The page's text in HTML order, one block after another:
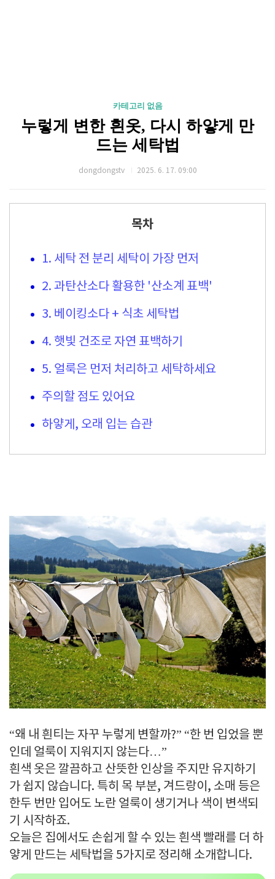
카테고리 없음
누렇게 변한 흰옷, 다시 하얗게 만
드는 세탁법
dongdongstv 2025. 6. 17. 09:00
목차
1. 세탁 전 분리 세탁이 가장 먼저
2. 과탄산소다 활용한 '산소계 표백'
3. 베이킹소다 + 식초 세탁법
4. 햇빛 건조로 자연 표백하기
5. 얼룩은 먼저 처리하고 세탁하세요
주의할 점도 있어요
하얗게, 오래 입는 습관
“왜 내 흰티는 자꾸 누렇게 변할까?” “한 번 입었을 뿐
인데 얼룩이 지워지지 않는다…”
흰색 옷은 깔끔하고 산뜻한 인상을 주지만 유지하기
가 쉽지 않습니다. 특히 목 부분, 겨드랑이, 소매 등은
한두 번만 입어도 노란 얼룩이 생기거나 색이 변색되
기 시작하죠.
오늘은 집에서도 손쉽게 할 수 있는 흰색 빨래를 더 하
얗게 만드는 세탁법을 5가지로 정리해 소개합니다.